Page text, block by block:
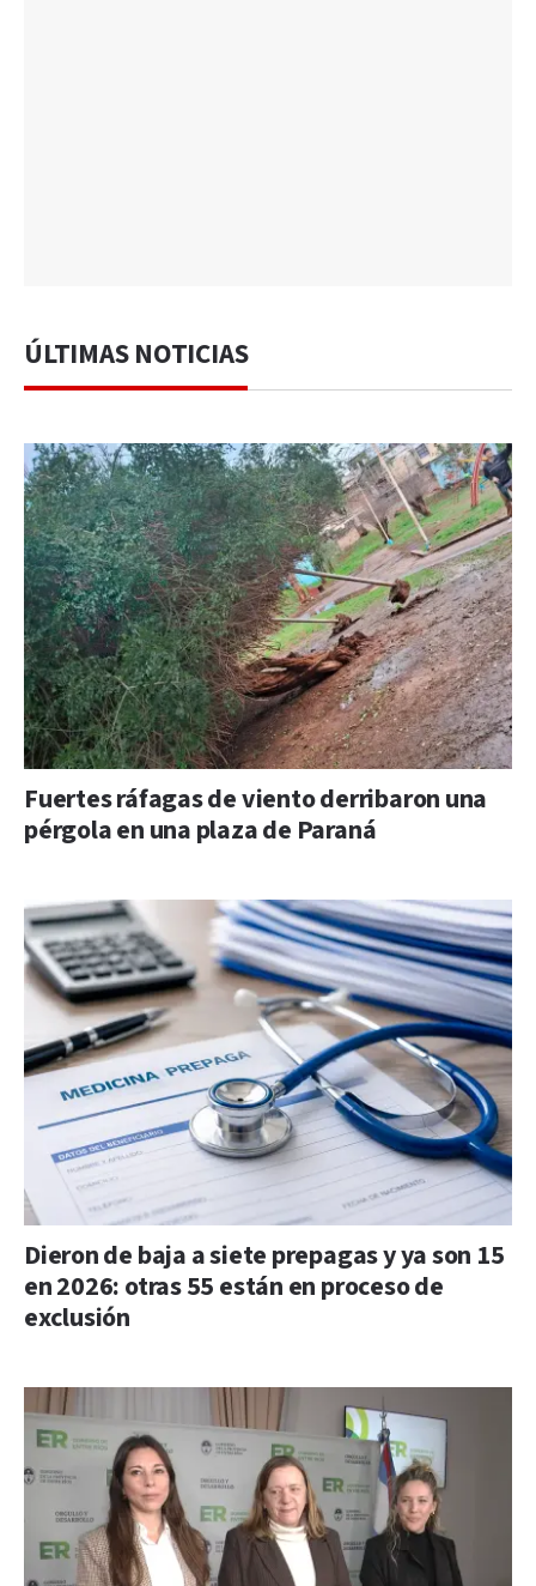
ÚLTIMAS NOTICIAS
Fuertes ráfagas de viento derribaron una
pérgola en una plaza de Paraná
Dieron de baja a siete prepagas y ya son 15
en 2026: otras 55 están en proceso de
exclusión